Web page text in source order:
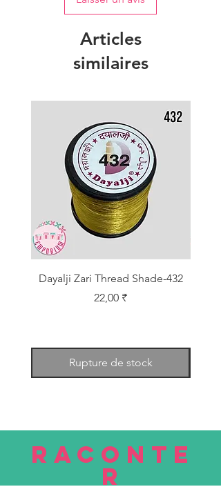
Articles
similaires
Dayalji Zari Thread Shade-432
Prix
22,00 ₹
Rupture de stock
RACONTE
R